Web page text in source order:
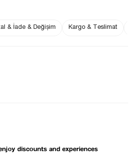
Notify me when
discounts and experiences
& İade & Değişim Kargo & Teslimat